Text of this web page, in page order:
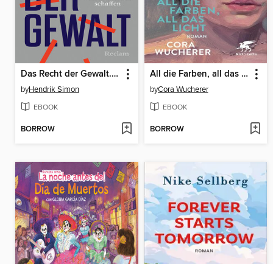
Das Recht der Gewalt. Warum Waffen allein keinen Frieden schaffen
byHendrik Simon
EBOOK
BORROW
All die Farben, all das Licht
byCora Wucherer
EBOOK
BORROW